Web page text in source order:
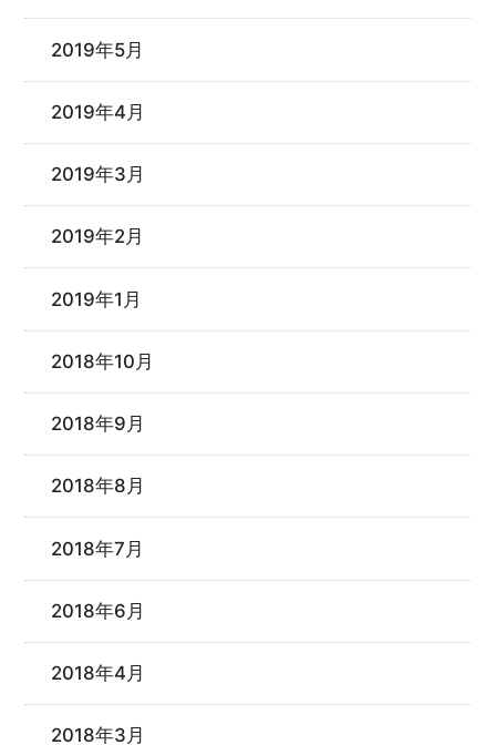
2019年5月
2019年4月
2019年3月
2019年2月
2019年1月
2018年10月
2018年9月
2018年8月
2018年7月
2018年6月
2018年4月
2018年3月